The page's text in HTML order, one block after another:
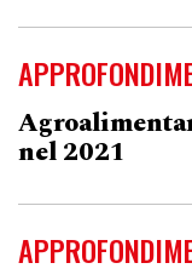
nel 2021